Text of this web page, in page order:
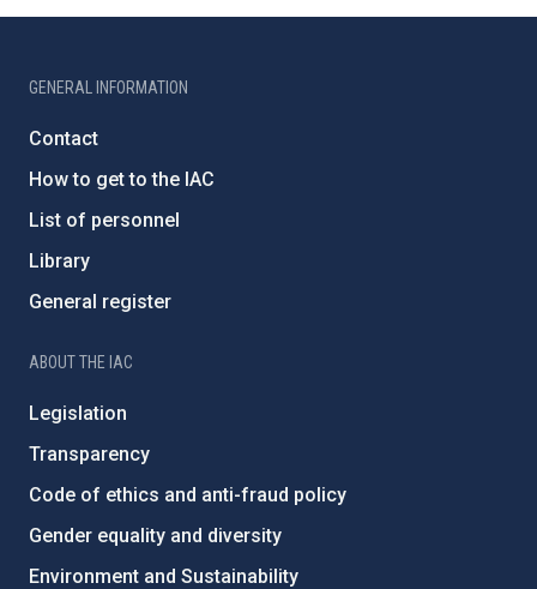
GENERAL INFORMATION
Contact
How to get to the IAC
List of personnel
Library
General register
ABOUT THE IAC
Legislation
Transparency
Code of ethics and anti-fraud policy
Gender equality and diversity
Environment and Sustainability